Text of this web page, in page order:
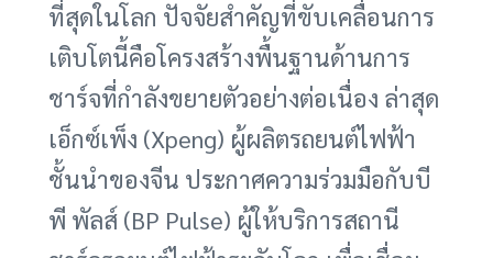
ที่สุดในโลก ปัจจัยสำคัญที่ขับเคลื่อนการ
เติบโตนี้คือโครงสร้างพื้นฐานด้านการ
ชาร์จที่กำลังขยายตัวอย่างต่อเนื่อง ล่าสุด
เอ็กซ์เพ็ง (Xpeng) ผู้ผลิตรถยนต์ไฟฟ้า
ชั้นนำของจีน ประกาศความร่วมมือกับบี
พี พัลส์ (BP Pulse) ผู้ให้บริการสถานี